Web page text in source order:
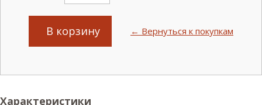
В корзину ← Вернуться к покупкам
Характеристики